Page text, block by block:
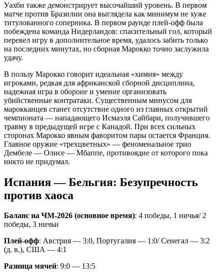
Уахби также демонстрирует высочайший уровень. В первом
матче против Бразилии она выглядела как минимум не хуже
титулованного соперника. В первом раунде плей-офф была
побеждена команда Нидерландов: спасительный гол, который
перевел игру в дополнительное время, удалось забить только
на последних минутах, но сборная Марокко точно заслужила
удачу.
В пользу Марокко говорит идеальная «химия» между
игроками, редкая для африканской сборной дисциплина,
надежная игра в обороне и умение организовать
убийственные контратаки. Существенным минусом для
марокканцев станет отсутствие одного из главных открытий
чемпионата — нападающего Исмаэля Сайбари, получившего
травму в предыдущей игре с Канадой. При всех сильных
сторонах Марокко явным фаворитом пары остается Франция.
Главное оружие «трехцветных» — феноменальное трио
Дембеле — Олисе — Мбаппе, противоядие от которого пока
никто не придумал.
Испания — Бельгия: Безупречность
против хаоса
Баланс на ЧМ-2026 (основное время): 4 победы, 1 ничья/ 2
победы, 3 ничьи
Плей-офф: Австрия — 3:0, Португалия — 1:0/ Сенегал — 3:2
(д. в.), США — 4:1
Разница мячей: 9:0 — 13:5